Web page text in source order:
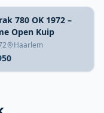
780 OK 1972 –
Open Kuip
Haarlem